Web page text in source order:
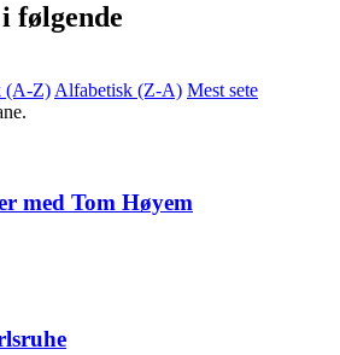
følgende
(A-Z) Alfabetisk (Z-A) Mest sete
med Tom Høyem